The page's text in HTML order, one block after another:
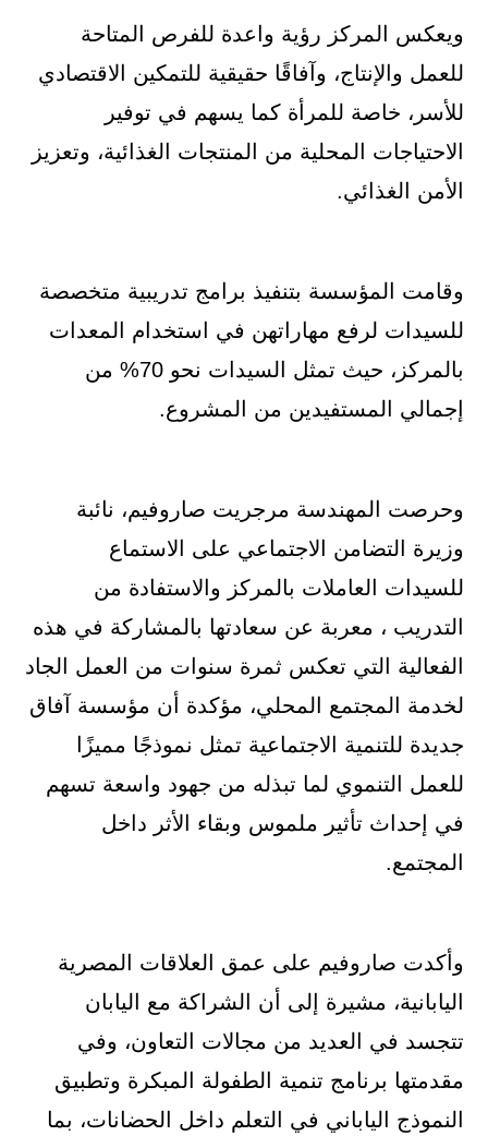
ويعكس المركز رؤية واعدة للفرص المتاحة
للعمل والإنتاج، وآفاقًا حقيقية للتمكين الاقتصادي
للأسر، خاصة للمرأة كما يسهم في توفير
الاحتياجات المحلية من المنتجات الغذائية، وتعزيز
الأمن الغذائي.
وقامت المؤسسة بتنفيذ برامج تدريبية متخصصة
للسيدات لرفع مهاراتهن في استخدام المعدات
بالمركز، حيث تمثل السيدات نحو 70% من
إجمالي المستفيدين من المشروع.
وحرصت المهندسة مرجريت صاروفيم، نائبة
وزيرة التضامن الاجتماعي على الاستماع
للسيدات العاملات بالمركز والاستفادة من
التدريب ، معربة عن سعادتها بالمشاركة في هذه
الفعالية التي تعكس ثمرة سنوات من العمل الجاد
لخدمة المجتمع المحلي، مؤكدة أن مؤسسة آفاق
جديدة للتنمية الاجتماعية تمثل نموذجًا مميزًا
للعمل التنموي لما تبذله من جهود واسعة تسهم
في إحداث تأثير ملموس وبقاء الأثر داخل
المجتمع.
وأكدت صاروفيم على عمق العلاقات المصرية
اليابانية، مشيرة إلى أن الشراكة مع اليابان
تتجسد في العديد من مجالات التعاون، وفي
مقدمتها برنامج تنمية الطفولة المبكرة وتطبيق
النموذج الياباني في التعلم داخل الحضانات، بما